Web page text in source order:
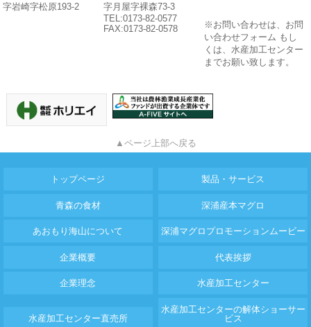
字岩崎字松原193-2
字月屋字裸森73-3
TEL:0173-82-0577
FAX:0173-82-0578
※お問い合わせは、お問
い合わせフォーム もし
くは、水産加工センター
までお願い致します。
▲ページ上部へ戻る
トップページ 製品・サービス
青森の食材 深浦産本マグロ
あおもり海山について 深浦マグロプロモーションムービー
企業概要 代表挨拶
企業理念 水産加工センター
水産加工センター直売所
水産加工センターの解体ショーサー
ビス